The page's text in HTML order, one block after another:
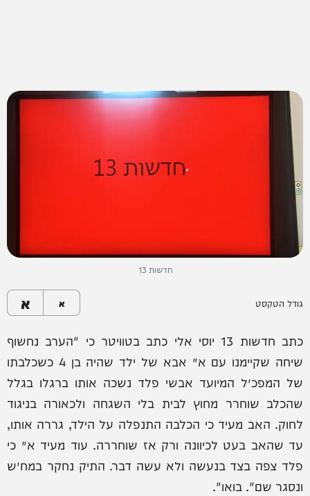
חדשות 13
גודל הטקסט א א
כתב חדשות 13 יוסי אלי כתב בטוויטר כי "הערב נחשוף
שיחה שקיימנו עם א׳ אבא של ילד שהיה בן 4 כשכלבתו
של המפכ״ל המיועד אבשי פלד נשכה אותו ברגלו בגלל
שהכלב שוחרר מחוץ לבית בלי השגחה ולכאורה בניגוד
לחוק. האב מעיד כי הכלבה התנפלה על הילד, גררה אותו,
עד שהאב בעט לכיוונה ורק אז שוחררה. עוד מעיד א׳ כי
פלד צפה בצד בנעשה ולא עשה דבר. התיק נחקר במח״ש
ונסגר שם". בואו".